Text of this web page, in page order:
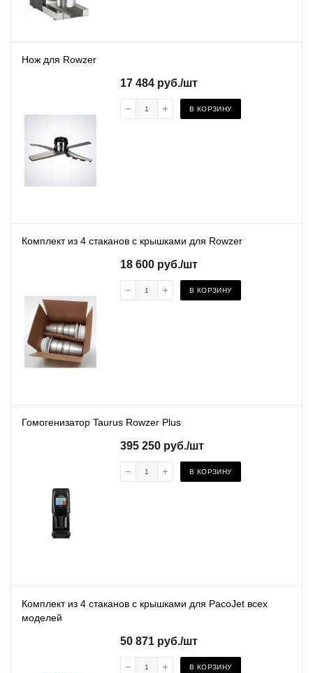
Нож для Rowzer
17 484 руб./шт
В КОРЗИНУ
Комплект из 4 стаканов с крышками для Rowzer
18 600 руб./шт
В КОРЗИНУ
Гомогенизатор Taurus Rowzer Plus
395 250 руб./шт
В КОРЗИНУ
Комплект из 4 стаканов с крышками для PacoJet всех
моделей
50 871 руб./шт
В КОРЗИНУ